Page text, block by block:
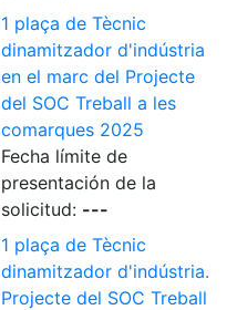
1 plaça de Tècnic
dinamitzador d'indústria
en el marc del Projecte
del SOC Treball a les
comarques 2025
Fecha límite de
presentación de la
solicitud: ---
1 plaça de Tècnic
dinamitzador d'indústria.
Projecte del SOC Treball